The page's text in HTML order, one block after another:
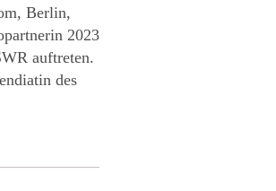
Berlin,
2023
auftreten.
des